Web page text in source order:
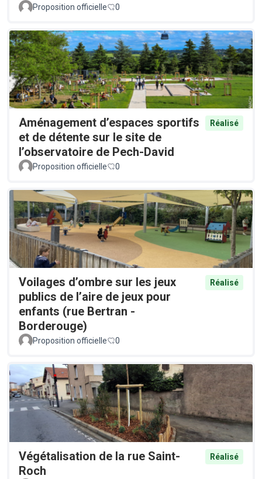
Proposition officielle 0
Aménagement d’espaces sportifs
et de détente sur le site de
l’observatoire de Pech-David
Réalisé
Proposition officielle 0
Voilages d’ombre sur les jeux
publics de l’aire de jeux pour
enfants (rue Bertran -
Borderouge)
Réalisé
Proposition officielle 0
Végétalisation de la rue Saint-
Roch
Réalisé